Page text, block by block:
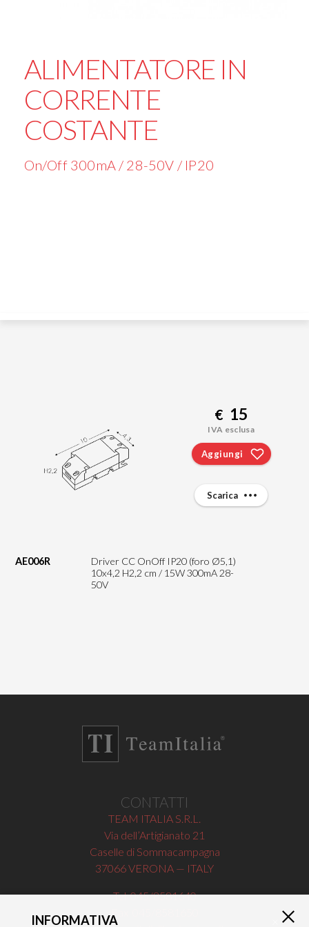
ALIMENTATORE IN
CORRENTE
COSTANTE
On/Off 300mA / 28-50V / IP20
AE006R
Driver CC OnOff IP20 (foro Ø5,1)
10x4,2 H2,2 cm / 15W 300mA 28-
50V
€ 15
IVA esclusa
Aggiungi
Scarica
CONTATTI
TEAM ITALIA S.R.L.
Via dell’Artigianato 21
Caselle di Sommacampagna
37066 VERONA — ITALY
Tel 045/8581640
Fax 045/8581650
INFORMATIVA